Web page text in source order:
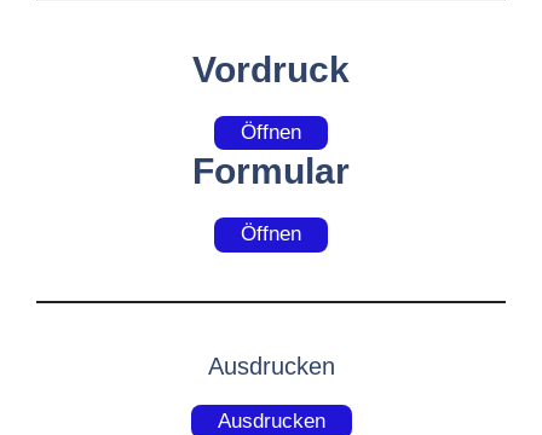
Vordruck
Öffnen
Formular
Öffnen
Ausdrucken
Ausdrucken